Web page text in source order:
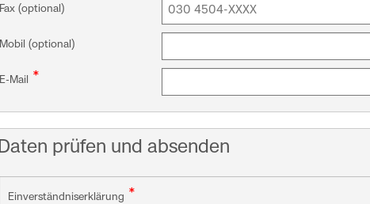
Fax (optional)
Mobil (optional)
E-Mail *
Daten prüfen und absenden
Einverständniserklärung *